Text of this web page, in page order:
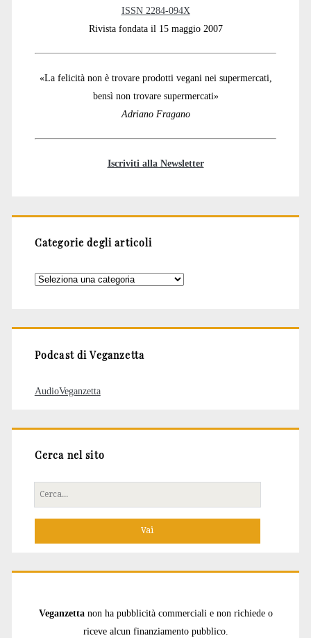
ISSN 2284-094X
Rivista fondata il 15 maggio 2007
«La felicità non è trovare prodotti vegani nei supermercati,
bensì non trovare supermercati»
Adriano Fragano
Iscriviti alla Newsletter
Categorie degli articoli
Categorie
Podcast di Veganzetta
AudioVeganzetta
Cerca nel sito
Cerca
per:
Veganzetta non ha pubblicità commerciali e non richiede o
riceve alcun finanziamento pubblico.